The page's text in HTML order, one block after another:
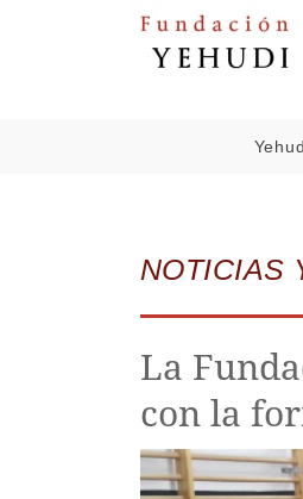
NOTICIAS
La
con la